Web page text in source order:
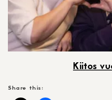
Kiitos
Share this: